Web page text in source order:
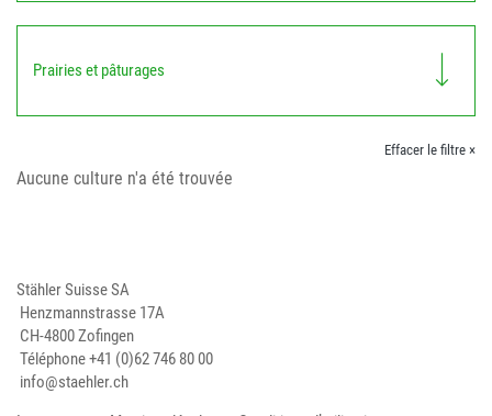
Prairies et pâturages
Effacer le filtre ×
Aucune culture n'a été trouvée
Stähler Suisse SA
Henzmannstrasse 17A
CH-4800 Zofingen
Téléphone+41 (0)62 746 80 00
info@staehler.ch